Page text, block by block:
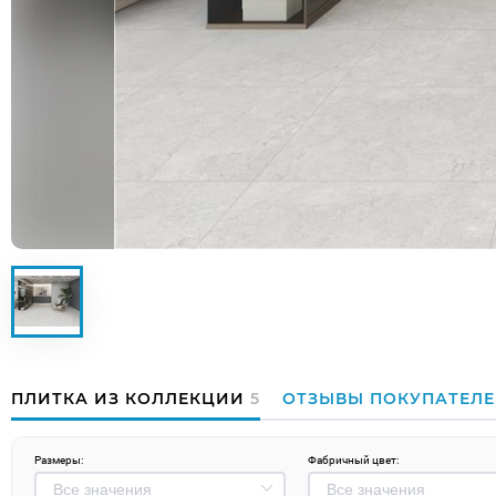
ПЛИТКА ИЗ КОЛЛЕКЦИИ 5 ОТЗЫВЫ
Размеры: Фабричный цвет: